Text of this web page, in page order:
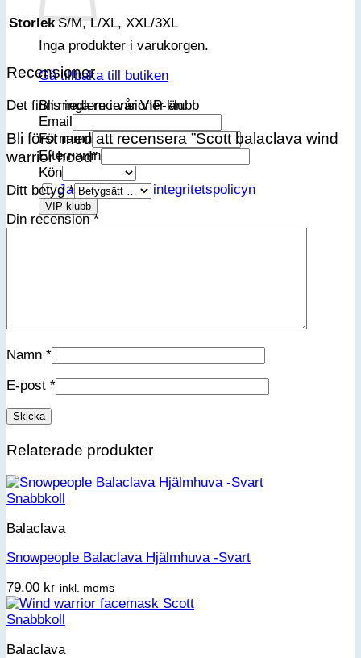
Inga produkter i varukorgen.
Gå tillbaka till butiken
Bli medlem i vår VIP-klubb
Email
Förnamn
Efternamn
Kön
Jag accepterar integritetspolicyn
Storlek S/M, L/XL, XXL/3XL
Recensioner
Det finns inga recensioner än.
Bli först med att recensera ”Scott balaclava wind
warrior hood”
Ditt betyg*
Din recension*
Namn *
E-post *
Relaterade produkter
Snabbkoll
Balaclava
Snowpeople Balaclava Hjälmhuva -Svart
79.00 kr inkl. moms
Snabbkoll
Balaclava